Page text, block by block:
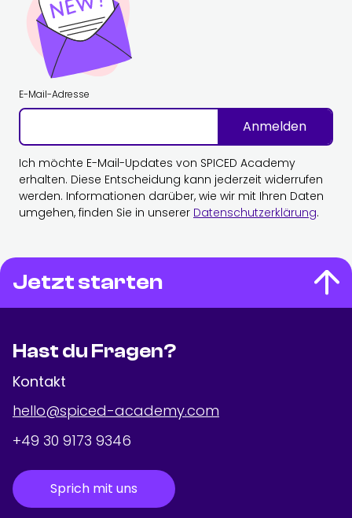
E-Mail-Adresse
Anmelden
Ich möchte E-Mail-Updates von SPICED Academy
erhalten. Diese Entscheidung kann jederzeit widerrufen
werden. Informationen darüber, wie wir mit Ihren Daten
umgehen, finden Sie in unserer Datenschutzerklärung.
Jetzt starten
Hast du Fragen?
Kontakt
hello@spiced-academy.com
+49 30 9173 9346
Sprich mit uns